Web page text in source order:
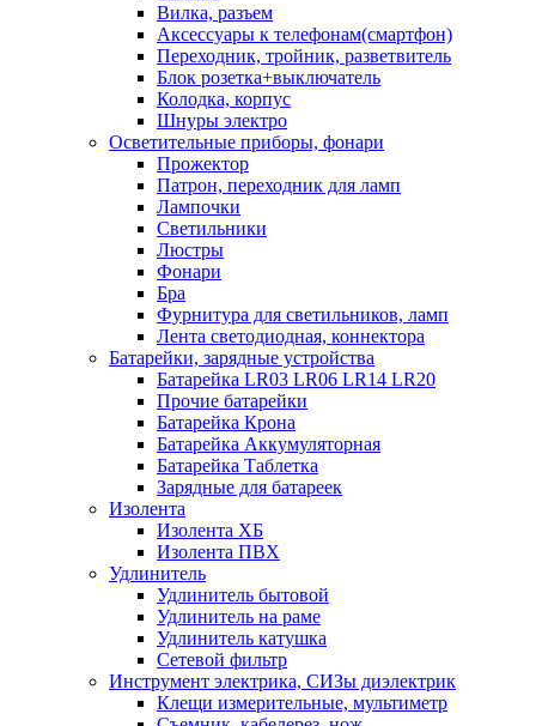
Вилка, разъем
Аксессуары к телефонам(смартфон)
Переходник, тройник, разветвитель
Блок розетка+выключатель
Колодка, корпус
Шнуры электро
Осветительные приборы, фонари
Прожектор
Патрон, переходник для ламп
Лампочки
Светильники
Люстры
Фонари
Бра
Фурнитура для светильников, ламп
Лента светодиодная, коннектора
Батарейки, зарядные устройства
Батарейка LR03 LR06 LR14 LR20
Прочие батарейки
Батарейка Крона
Батарейка Аккумуляторная
Батарейка Таблетка
Зарядные для батареек
Изолента
Изолента ХБ
Изолента ПВХ
Удлинитель
Удлинитель бытовой
Удлинитель на раме
Удлинитель катушка
Сетевой фильтр
Инструмент электрика, СИЗы диэлектрик
Клещи измерительные, мультиметр